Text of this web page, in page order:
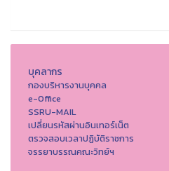
บุคลากร
กองบริหารงานบุคคล
e-Office
SSRU-MAIL
เปลี่ยนรหัสผ่านอินเทอร์เน็ต
ตรวจสอบเวลาปฏิบัติราชการ
จรรยาบรรณคณะวิทย์ฯ